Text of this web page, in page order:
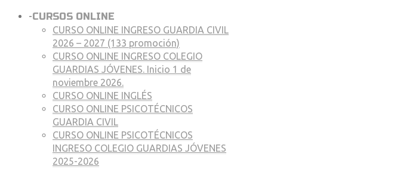
-CURSOS ONLINE
CURSO ONLINE INGRESO GUARDIA CIVIL
2026 – 2027 (133 promoción)
CURSO ONLINE INGRESO COLEGIO
GUARDIAS JÓVENES. Inicio 1 de
noviembre 2026.
CURSO ONLINE INGLÉS
CURSO ONLINE PSICOTÉCNICOS
GUARDIA CIVIL
CURSO ONLINE PSICOTÉCNICOS
INGRESO COLEGIO GUARDIAS JÓVENES
2025-2026